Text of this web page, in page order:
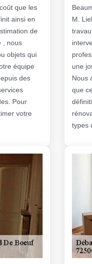
que les
ainsi en
de
, nous
objets qui
équipe
des
Pour
votre
M.
une
Nous
que
types